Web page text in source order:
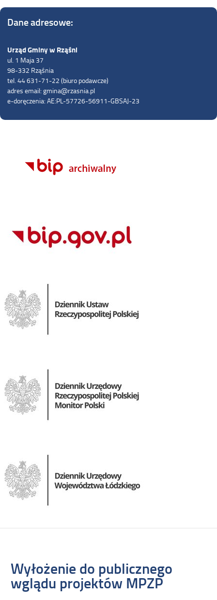
Dane adresowe:
Urząd Gminy w Rząśni
ul. 1 Maja 37
98-332 Rząśnia
tel. 44 631-71-22 (biuro podawcze)
adres email: gmina@rzasnia.pl
e-doręczenia: AE:PL-57726-56911-GBSAJ-23
Wyłożenie do publicznego
wglądu projektów MPZP